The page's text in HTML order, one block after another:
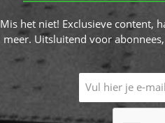
Mis het niet! Exclusieve content,
meer. Uitsluitend voor